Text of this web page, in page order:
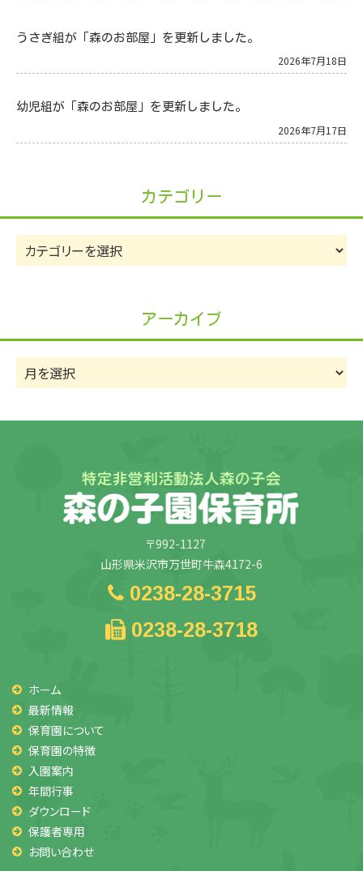
うさぎ組が「森のお部屋」を更新しました。
2026年7月18日
幼児組が「森のお部屋」を更新しました。
2026年7月17日
カテゴリー
カ
テ
アーカイブ
ー
〒992-1127
山形県米沢市万世町牛森4172-6
0238-28-3715
0238-28-3718
ホーム
最新情報
保育園について
保育園の特徴
入園案内
年間行事
ダウンロード
保護者専用
お問い合わせ